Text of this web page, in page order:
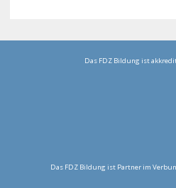
Das FDZ Bildung ist
Das FDZ Bildung ist Partner im